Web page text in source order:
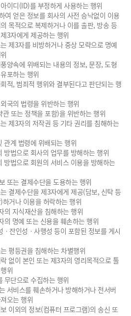
이디(ID)를 부정하게 사용하는 행위
여 얻은 정보를 회사의 사전 승낙없이 이용
목적으로 복제하거나 이를 출판, 방송 등
3자에게 제공하는 행위
제3자를 비방하거나 중상 모략으로 명예
양속에 위배되는 내용의 정보, 문장, 도형
포하는 행위
적, 범죄적 행위와 결부된다고 판단되는 행
국의 법령을 위반하는 행위
관 또는 정책을 포함)을 위반하는 행위
제3자의 저작권 등 기타 권리를 침해하는
관계 법령에 위배되는 행위
방법으로 회사의 업무를 방해하는 행위
방법으로 회원의 서비스 이용을 방해하는
또는 결제수단을 도용하는 행위
결제수단을 제3자에게 제공(담보, 신탁 등
하거나 이용을 허락하는 행위
의 지식재산을 침해하는 행위
의 명예 또는 신용을 훼손하는 행위
ㆍ잔인성ㆍ사행성 등이 포함된 정보를 게시
평등권을 침해하는 차별행위
없이 본인 또는 제3자의 영리목적으로 툴
위
무단으로 수집하는 행위
서비스를 훼손하거나 방해하거나 전서버
오는 행위
이외의 정보(컴퓨터 프로그램)의 송신 또